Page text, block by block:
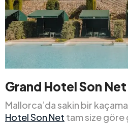
Grand Hotel Son Net
Mallorca’da sakin bir
Hotel Son Net tam size göre